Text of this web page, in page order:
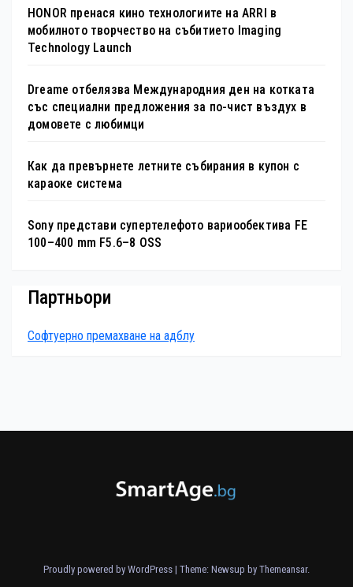
HONOR пренася кино технологиите на ARRI в
мобилното творчество на събитието Imaging
Technology Launch
Dreame отбелязва Международния ден на котката
със специални предложения за по-чист въздух в
домовете с любимци
Как да превърнете летните събирания в купон с
караоке система
Sony представи супертелефото вариообектива FE
100–400 mm F5.6–8 OSS
Партньори
Софтуерно премахване на адблу
Proudly powered by WordPress | Theme: Newsup by Themeansar.